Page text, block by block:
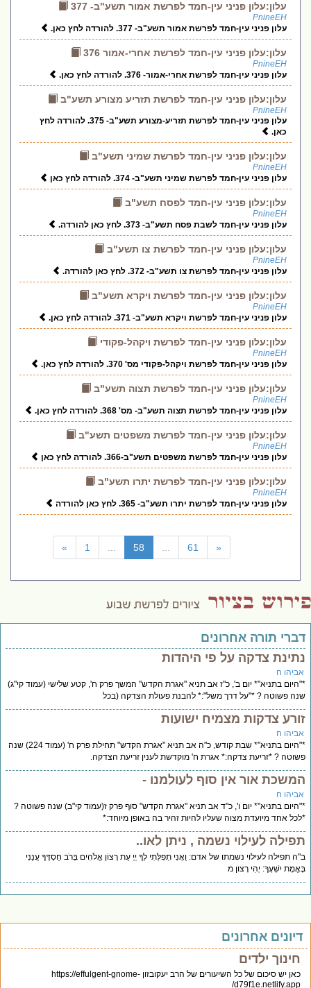
עלון:עלון פניני עין-חמד לפרשת אמור תשע"ב- 377
PnineEH
עלון פניני עין-חמד לפרשת אמור תשע"ב- 377. להורדה לחץ כאן.
עלון:עלון פניני עין-חמד לפרשת אחרי-אמור 376
PnineEH
עלון פניני עין-חמד לפרשת אחרי-אמור- 376. להורדה לחץ כאן.
עלון:עלון פניני עין-חמד לפרשת תזריע מצורע תשע"ב
PnineEH
עלון פניני עין-חמד לפרשת תזריע-מצורע תשע"ב- 375. להורדה לחץ
כאן.
עלון:עלון פניני עין-חמד לפרשת שמיני תשע"ב
PnineEH
עלון פניני עין-חמד לפרשת שמיני תשע"ב- 374. להורדה לחץ כאן
עלון:עלון פניני עין-חמד לפסח תשע"ב
PnineEH
עלון פניני עין-חמד לשבת פסח תשע"ב- 373. לחץ כאן להורדה.
עלון:עלון פניני עין-חמד לפרשת צו תשע"ב
PnineEH
עלון פניני עין-חמד לפרשת צו תשע"ב- 372. לחץ כאן להורדה.
עלון:עלון פניני עין-חמד לפרשת ויקרא תשע"ב
PnineEH
עלון פניני עין-חמד לפרשת ויקרא תשע"ב- 371. להורדה לחץ כאן.
עלון:עלון פניני עין-חמד לפרשת ויקהל-פקודי
PnineEH
עלון פניני עין-חמד לפרשת ויקהל-פקודי מס' 370. להורדה לחץ כאן.
עלון:עלון פניני עין-חמד לפרשת תצוה תשע"ב
PnineEH
עלון פניני עין-חמד לפרשת תצוה תשע"ב- מס' 368. להורדה לחץ כאן.
עלון:עלון פניני עין-חמד לפרשת משפטים תשע"ב
PnineEH
עלון פניני עין-חמד לפרשת משפטים תשע"ב-366. להורדה לחץ כאן
עלון:עלון פניני עין-חמד לפרשת יתרו תשע"ב
PnineEH
עלון פניני עין-חמד לפרשת יתרו תשע"ב- 365. לחץ כאן להורדה
» 1 58 61 «
דברי תורה אחרונים
נתינת צדקה על פי היהדות
אביהו ח
*"היום בתניא"* יום ב', כ"ז אב תניא "אגרת הקדש" המשך פרק ח', קטע שלישי (עמוד קי"ג)
שנה פשוטה ? *"על דרך משל":* להבנת פעולת הצדקה (בכל
זורע צדקות מצמיח ישועות
אביהו ח
*"היום בתניא"* שבת קודש, כ"ה אב תניא "אגרת הקדש" תחילת פרק ח' (עמוד 224) שנה
פשוטה ? *זריעת צדקה:* אגרת ח' מוקדשת לענין זריעת הצדקה.
המשכת אור אין סוף לעולמנו -
אביהו ח
*"היום בתניא"* יום ו', כ"ד אב תניא "אגרת הקדש" סוף פרק ז(עמוד קי"ב) שנה פשוטה ?
*לכל אחד מיועדת מצוה שעליו להיות זהיר בה באופן מיוחד:*
תפילה לעילוי נשמה , ניתן לאו..
ב"ה תפילה לעילוי נשמתו של אדם: וַאֲנִי תְפִלָּתִי לְךָ יְיָ עֵת רָצוֹן אֱלֹהִים בְּרֹב חַסְדֶּךָ עֲנֵנִי
בֶּאֱמֶת יִשְׁעֶךָ: יְהִי רָצון מ
דיונים אחרונים
חינוך ילדים
כאן יש סיכום של כל השיעורים של הרב יעקובזון https://effulgent-gnome-
d79f1e.netlify.app/